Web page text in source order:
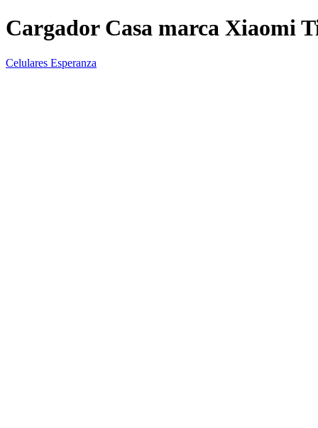
Cargador Casa marca Xiaomi
Celulares Esperanza